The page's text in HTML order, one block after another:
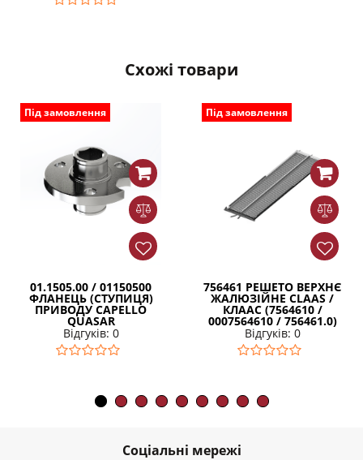
Схожі товари
Під замовлення
01.1505.00 / 01150500
ФЛАНЕЦЬ (СТУПИЦЯ)
ПРИВОДУ CAPELLO
QUASAR
Відгуків: 0
Під замовлення
756461 РЕШЕТО ВЕРХНЄ
ЖАЛЮЗІЙНЕ CLAAS /
КЛААС (7564610 /
0007564610 / 756461.0)
Відгуків: 0
Соціальні мережі